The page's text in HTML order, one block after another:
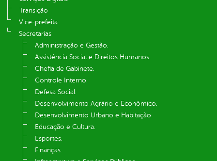
Transição
Vice-prefeita.
Secretarias
Administração e Gestão.
Assistência Social e Direitos Humanos.
Chefia de Gabinete.
Controle Interno.
Defesa Social.
Desenvolvimento Agrário e Econômico.
Desenvolvimento Urbano e Habitação
Educação e Cultura.
Esportes.
Finanças.